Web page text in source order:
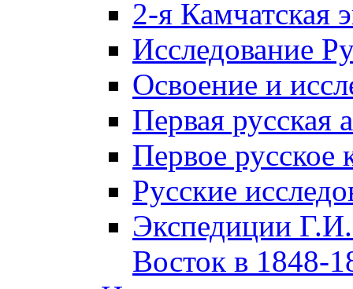
2-я Камчатская
Исследование
Освоение и
Первая русская
Первое русское
Русские
Экспедиции
Восток в 1848-